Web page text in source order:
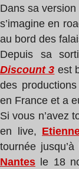
Dans sa
s’imagine en
au bord des
Depuis sa
Discount 3 est
des
en France et a
Si vous n’avez
en live,
tournée
Nantes le 18